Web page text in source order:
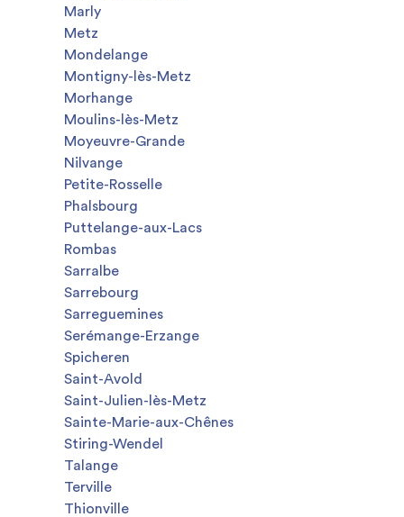
Marly
Metz
Mondelange
Montigny-lès-Metz
Morhange
Moulins-lès-Metz
Moyeuvre-Grande
Nilvange
Petite-Rosselle
Phalsbourg
Puttelange-aux-Lacs
Rombas
Sarralbe
Sarrebourg
Sarreguemines
Serémange-Erzange
Spicheren
Saint-Avold
Saint-Julien-lès-Metz
Sainte-Marie-aux-Chênes
Stiring-Wendel
Talange
Terville
Thionville